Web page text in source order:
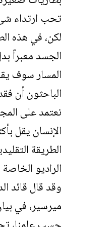
تحب ارتداء
لكن، في هذه
الجسد معبراً
المسار سوف
الباحثون أن
نعتمد على
الطريقة
الراديو
وقد قال قائد
ميرسير، في